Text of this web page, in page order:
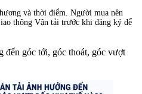
và thời điểm. Người mua nên
thông Vận tải trước khi đăng ký để
đến góc tới, góc thoát, góc vượt